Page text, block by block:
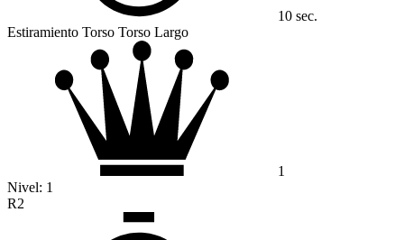
10 sec.
Estiramiento Torso Torso Largo
1
Nivel: 1
R2